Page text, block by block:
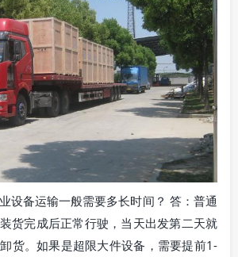
设备运输一般需要多长时间？ 答：普通
货完成后正常行驶，当天出发第二天就
货。如果是超限大件设备，需要提前1-